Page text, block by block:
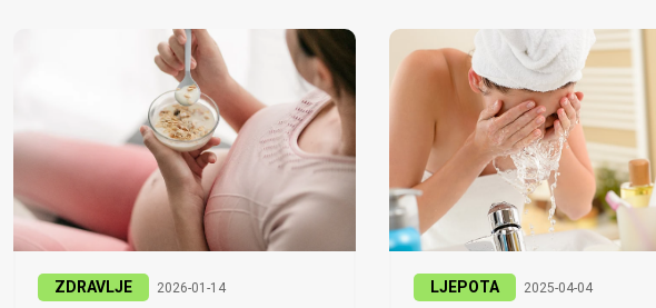
ZDRAVLJE 2026-01-14 LJEPOTA 2025-04-04